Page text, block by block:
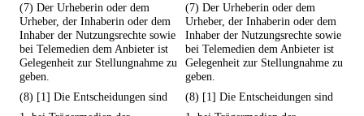
(7) Der Urheberin oder dem
Urheber, der Inhaberin oder dem
Inhaber der Nutzungsrechte sowie
bei Telemedien dem Anbieter ist
Gelegenheit zur Stellungnahme zu
geben.
(7) Der Urheberin oder dem
Urheber, der Inhaberin oder dem
Inhaber der Nutzungsrechte sowie
bei Telemedien dem Anbieter ist
Gelegenheit zur Stellungnahme zu
geben.
(8) [1] Die Entscheidungen sind
(8) [1] Die Entscheidungen sind